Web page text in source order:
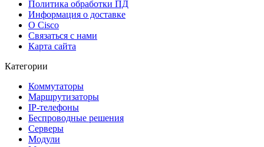
Политика обработки ПД
Информация о доставке
О Cisco
Связаться с нами
Карта сайта
Категории
Коммутаторы
Маршрутизаторы
IP-телефоны
Беспроводные решения
Серверы
Модули